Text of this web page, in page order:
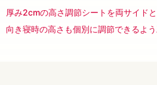
厚み2cmの高さ調節シートを両サイド
向き寝時の高さも個別に調節できるよ